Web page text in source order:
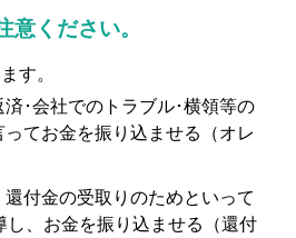
意ください。
す。
･会社でのトラブル･横領等の
てお金を振り込ませる（オレ
付金の受取りのためといって
し、お金を振り込ませる（還付